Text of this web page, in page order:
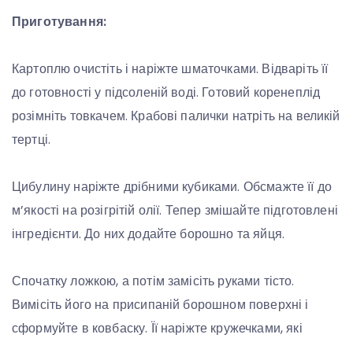
Приготування:
Картоплю очистіть і наріжте шматочками. Відваріть її
до готовності у підсоленій воді. Готовий коренеплід
розімніть товкачем. Крабові палички натріть на великій
тертці.
Цибулину наріжте дрібними кубиками. Обсмажте її до
м’якості на розігрітій олії. Тепер змішайте підготовлені
інгредієнти. До них додайте борошно та яйця.
Спочатку ложкою, а потім замісіть руками тісто.
Вимісіть його на присипаній борошном поверхні і
сформуйте в ковбаску. Її наріжте кружечками, які